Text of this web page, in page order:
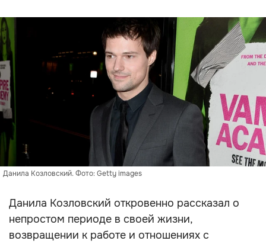
Данила Козловский. Фото: Getty images
Данила Козловский откровенно рассказал о
непростом периоде в своей жизни,
возвращении к работе и отношениях с